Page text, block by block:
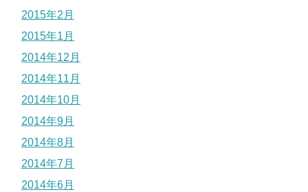
2015年2月
2015年1月
2014年12月
2014年11月
2014年10月
2014年9月
2014年8月
2014年7月
2014年6月